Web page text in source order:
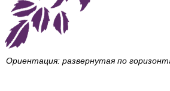
Ориентация: развернутая по